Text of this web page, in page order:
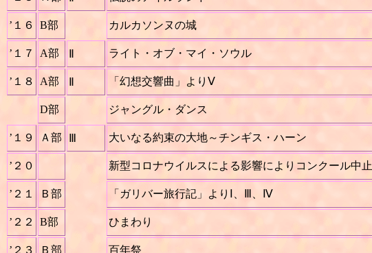
’１６ B部 カルカソンヌの城
’１７ A部 ライト・オブ・マイ・ソウル
’１８ A部 「幻想交響曲」よりⅤ
D部 ジャングル・ダンス
’１９ Ａ部 大いなる約束の大地～チンギス・ハーン
’２０ 新型コロナウイルスによる影響によりコンクール中止
’２１ Ｂ部 「ガリバー旅行記」よりⅠ、Ⅲ、Ⅳ
’２２ B部 ひまわり
’２３ Ｂ部 百年祭